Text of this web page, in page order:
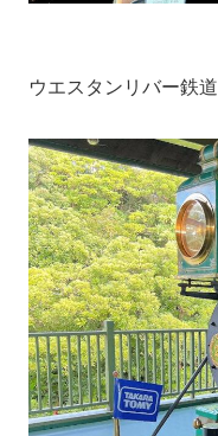
ウエスタンリバー鉄道